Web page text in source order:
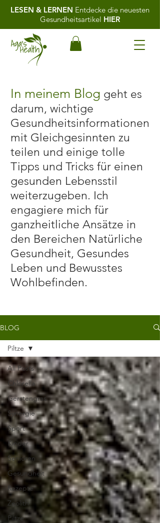
LESEN & LERNEN Entdecke die neuesten
Gesundheitsartikel HIER
In meinem Blog geht es
darum, wichtige
Gesundheitsinformationen
mit Gleichgesinnten zu
teilen und einige tolle
Tipps und Tricks für einen
gesunden Lebensstil
weiterzugeben. Ich
engagiere mich für
ganzheitliche Ansätze in
den Bereichen Natürliche
Gesundheit, Gesundes
Leben und Bewusstes
Wohlbefinden.
BLOG
All Posts
Chlorella
Gerstengras
Synergie
Sport
Kinder
Senioren
Gesundheit
Rezepte
Zeolith
Piltze
Piltze